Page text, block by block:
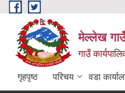
Skip to main content
मेल्लेख
गाउँ
गृहपृष्ठ परिचय वडा